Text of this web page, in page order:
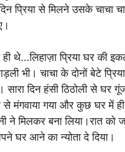
प्रिया से मिलने उसके चाचा
थे…लिहाज़ा प्रिया घर की
भी। चाचा के दोनों बेटे
सारा दिन हंसी ठिठोली से घर
से मंगवाया गया और कुछ घर में ही
ने मिलकर बना लिया।रात को
घर आने का न्योता दे दिया।